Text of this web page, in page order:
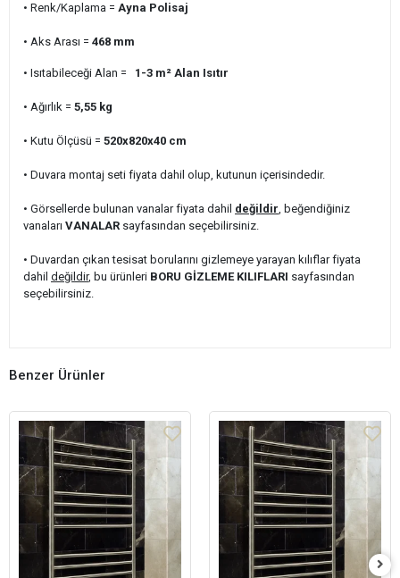
• Renk/Kaplama = Ayna Polisaj
• Aks Arası = 468 mm
• Isıtabileceği Alan = 1-3 m² Alan Isıtır
• Ağırlık = 5,55 kg
• Kutu Ölçüsü = 520x820x40 cm
• Duvara montaj seti fiyata dahil olup, kutunun içerisindedir.
• Görsellerde bulunan vanalar fiyata dahil değildir, beğendiğiniz
vanaları VANALAR sayfasından seçebilirsiniz.
• Duvardan çıkan tesisat borularını gizlemeye yarayan kılıflar fiyata
dahil değildir, bu ürünleri BORU GİZLEME KILIFLARI sayfasından
seçebilirsiniz.
Benzer Ürünler